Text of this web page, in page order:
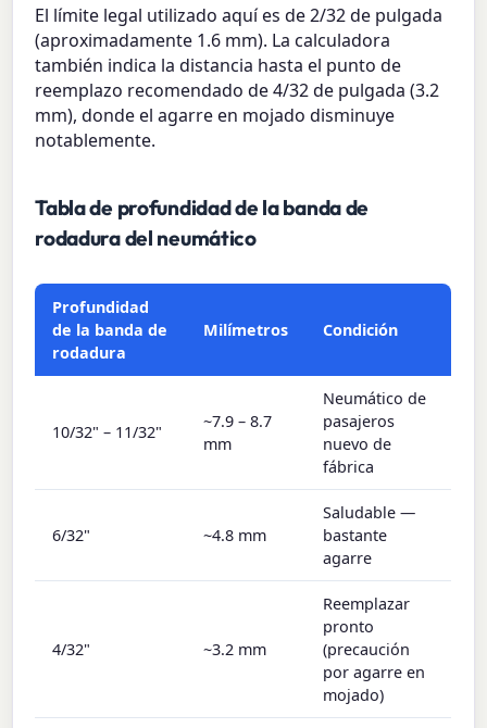
El límite legal utilizado aquí es de 2/32 de pulgada
(aproximadamente 1.6 mm). La calculadora
también indica la distancia hasta el punto de
reemplazo recomendado de 4/32 de pulgada (3.2
mm), donde el agarre en mojado disminuye
notablemente.
Tabla de profundidad de la banda de
rodadura del neumático
Profundidad
de la banda de
rodadura
Milímetros Condición
10/32" – 11/32"
~7.9 – 8.7
mm
Neumático de
pasajeros
nuevo de
fábrica
6/32" ~4.8 mm
Saludable —
bastante
agarre
4/32" ~3.2 mm
Reemplazar
pronto
(precaución
por agarre en
mojado)